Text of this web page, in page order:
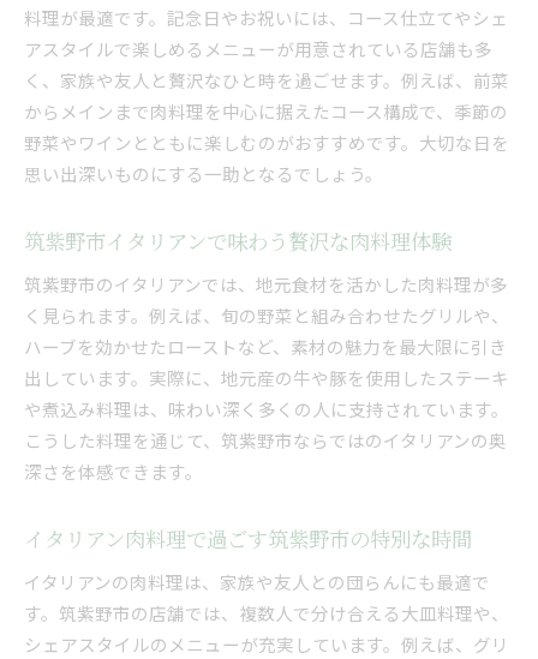
料理が最適です。記念日やお祝いには、コース仕立てやシェ
アスタイルで楽しめるメニューが用意されている店舗も多
く、家族や友人と贅沢なひと時を過ごせます。例えば、前菜
からメインまで肉料理を中心に据えたコース構成で、季節の
野菜やワインとともに楽しむのがおすすめです。大切な日を
思い出深いものにする一助となるでしょう。
筑紫野市イタリアンで味わう贅沢な肉料理体験
筑紫野市のイタリアンでは、地元食材を活かした肉料理が多
く見られます。例えば、旬の野菜と組み合わせたグリルや、
ハーブを効かせたローストなど、素材の魅力を最大限に引き
出しています。実際に、地元産の牛や豚を使用したステーキ
や煮込み料理は、味わい深く多くの人に支持されています。
こうした料理を通じて、筑紫野市ならではのイタリアンの奥
深さを体感できます。
イタリアン肉料理で過ごす筑紫野市の特別な時間
イタリアンの肉料理は、家族や友人との団らんにも最適で
す。筑紫野市の店舗では、複数人で分け合える大皿料理や、
シェアスタイルのメニューが充実しています。例えば、グリ